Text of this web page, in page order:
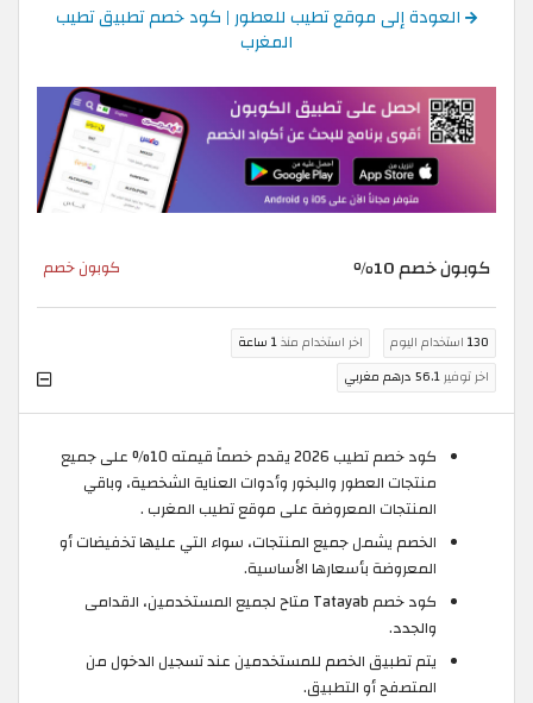
العودة إلى موقع تطيب للعطور | كود خصم تطبيق تطيب
المغرب
كوبون خصم 10٪ كوبون خصم
130 استخدام اليوم اخر استخدام منذ1 ساعة
اخر توفير56.1 درهم مغربي
كود خصم تطيب 2026 يقدم خصماً قيمته 10% على جميع
منتجات العطور والبخور وأدوات العناية الشخصية، وباقي
المنتجات المعروضة على موقع تطيب المغرب .
الخصم يشمل جميع المنتجات، سواء التي عليها تخفيضات أو
المعروضة بأسعارها الأساسية.
كود خصم Tatayab متاح لجميع المستخدمين، القدامى
والجدد.
يتم تطبيق الخصم للمستخدمين عند تسجيل الدخول من
المتصفح أو التطبيق.